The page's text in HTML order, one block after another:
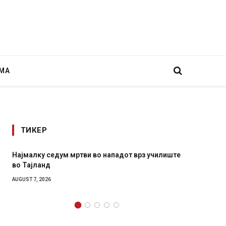
ТИКЕР
Најмалку седум мртви во нападот врз училиште
во Тајланд
AUGUST 7, 2026